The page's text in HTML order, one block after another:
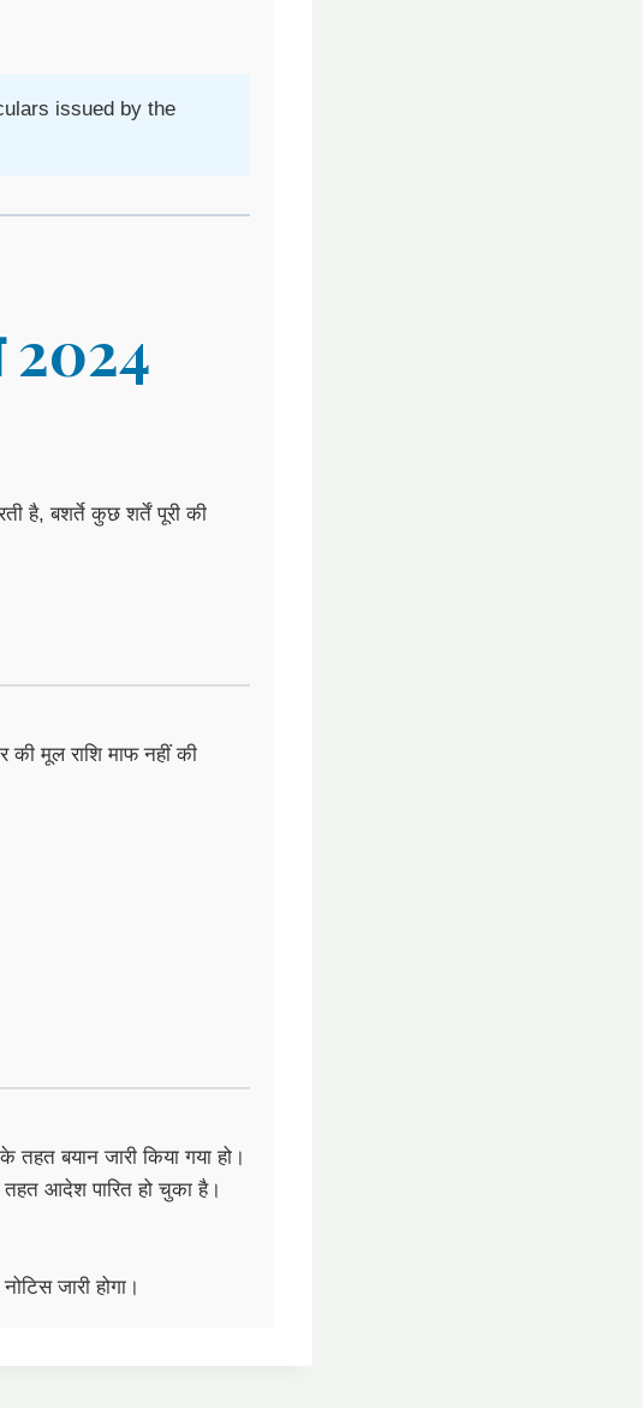
issued by the
2024
है, बशर्ते कुछ शर्तें पूरी की
की मूल राशि माफ नहीं की
बयान जारी किया गया हो।
आदेश पारित हो चुका है।
जारी होगा।